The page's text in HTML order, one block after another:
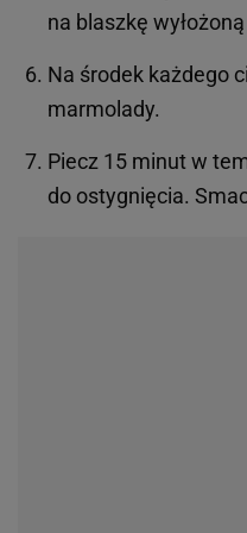
na blaszkę
Na środek każdego
marmolady.
Piecz 15 minut w
do ostygnięcia.